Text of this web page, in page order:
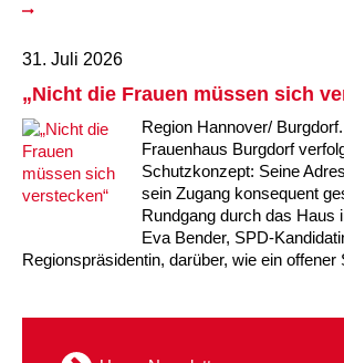
31. Juli 2026
„Nicht die Frauen müssen sich
Region Hannover/
Frauenhaus Burgdorf
Schutzkonzept: Seine
sein Zugang konsequent
Rundgang durch das Haus
Eva Bender, SPD-
Regionspräsidentin, darüber, wie ein offener